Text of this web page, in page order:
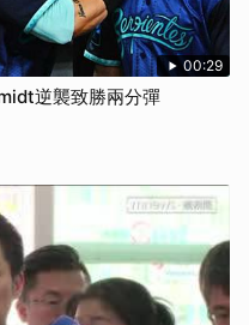
00:29
逆襲致勝兩分彈